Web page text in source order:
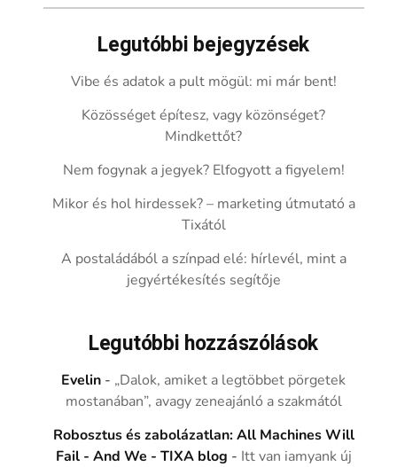
Legutóbbi bejegyzések
Vibe és adatok a pult mögül: mi már bent!
Közösséget építesz, vagy közönséget?
Mindkettőt?
Nem fogynak a jegyek? Elfogyott a figyelem!
Mikor és hol hirdessek? – marketing útmutató a
Tixától
A postaládából a színpad elé: hírlevél, mint a
jegyértékesítés segítője
Legutóbbi hozzászólások
Evelin - „Dalok, amiket a legtöbbet pörgetek
mostanában”, avagy zeneajánló a szakmától
Robosztus és zabolázatlan: All Machines Will
Fail - And We - TIXA blog - Itt van iamyank új